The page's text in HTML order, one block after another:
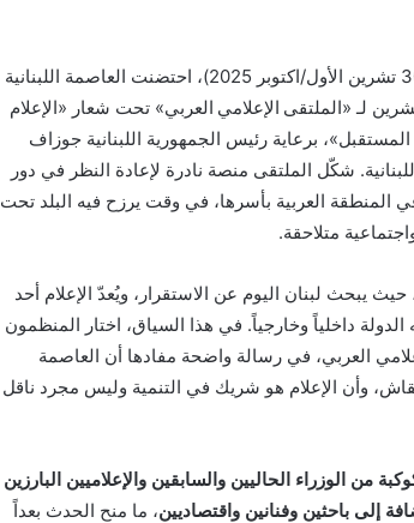
على مدى يومين متتاليين (29 و30 تشرين الأول/اكتوبر 2025)، احتضنت العاصمة اللبنانية
لـ «الملتقى الإعلامي العربي» تحت شعار «الإعلام
برعاية رئيس الجمهورية اللبنانية جوزاف
شكّل الملتقى منصة نادرة لإعادة النظر في دور
المنطقة العربية بأسرها، في وقت يرزح فيه البلد تحت
متلاحقة.
يبحث لبنان اليوم عن الاستقرار، ويُعدّ الإعلام أحد
داخلياً وخارجياً. في هذا السياق، اختار المنظمون
العربي، في رسالة واضحة مفادها أن العاصمة
وأن الإعلام هو شريك في التنمية وليس مجرد ناقل
من الوزراء الحاليين والسابقين والإعلاميين البارزين
إلى باحثين وفنانين واقتصاديين، ما منح الحدث بعداً